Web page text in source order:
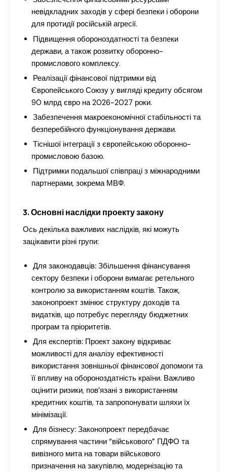
невідкладних заходів у сфері безпеки і оборони
для протидії російській агресії.
Підвищення обороноздатності та безпеки
держави, а також розвитку оборонно-
промислового комплексу.
Реалізації фінансової підтримки від
Європейського Союзу у вигляді кредиту обсягом
90 млрд євро на 2026-2027 роки.
Забезпечення макроекономічної стабільності та
безперебійного функціонування держави.
Тіснішої інтеграції з європейською оборонно-
промисловою базою.
Підтримки подальшої співпраці з міжнародними
партнерами, зокрема МВФ.
3. Основні наслідки проекту закону
Ось декілька важливих наслідків, які можуть
зацікавити різні групи:
Для законодавців: Збільшення фінансування
сектору безпеки і оборони вимагає ретельного
контролю за використанням коштів. Також,
законопроект змінює структуру доходів та
видатків, що потребує перегляду бюджетних
програм та пріоритетів.
Для експертів: Проект закону відкриває
можливості для аналізу ефективності
використання зовнішньої фінансової допомоги та
її впливу на обороноздатність країни. Важливо
оцінити ризики, пов’язані з використанням
кредитних коштів, та запропонувати шляхи їх
мінімізації.
Для бізнесу: Законопроект передбачає
спрямування частини “військового” ПДФО та
вивізного мита на товари військового
призначення на закупівлю, модернізацію та